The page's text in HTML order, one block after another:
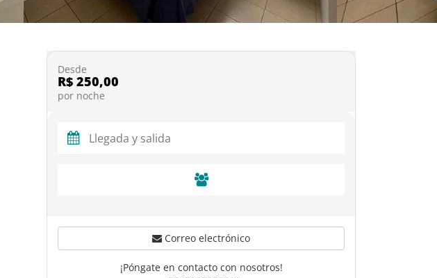
Desde
R$ 250,00
por noche
Correo electrónico
¡Póngate en contacto con nosotros!